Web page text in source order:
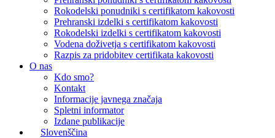
Rokodelski ponudniki s certifikatom kakovosti
Prehranski izdelki s certifikatom kakovosti
Rokodelski izdelki s certifikatom kakovosti
Vodena doživetja s certifikatom kakovosti
Razpis za pridobitev certifikata kakovosti
O nas
Kdo smo?
Kontakt
Informacije javnega značaja
Spletni informator
Izdane publikacije
Slovenščina